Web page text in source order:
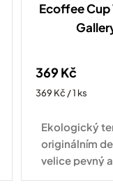
Ecoffee Cup
369 Kč
Měrná
369 Kč / 1 ks
Ekologický
originálním
velice pevný
Vhodný pro